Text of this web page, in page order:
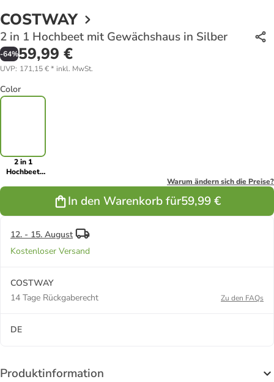
COSTWAY
2 in 1 Hochbeet mit Gewächshaus in Silber
-64%59,99 €
UVP: 171,15 €* inkl. MwSt.
Color
2 in 1
Hochbeet
Gewächshaus
Warum ändern sich die Preise?
In den Warenkorb für59,99 €
12. - 15. August
Kostenloser Versand
COSTWAY
14 Tage Rückgaberecht
Zu den FAQs
DE
Produktinformation